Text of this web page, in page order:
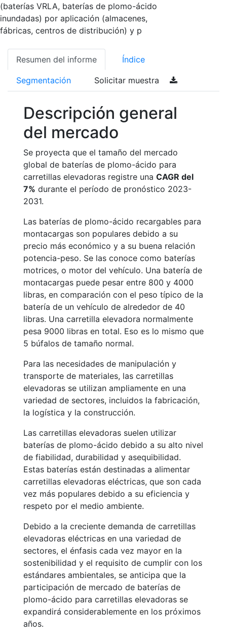
(baterías VRLA, baterías de plomo-ácido
inundadas) por aplicación (almacenes,
fábricas, centros de distribución) y p
Resumen del informe Índice
Segmentación Solicitar muestra
Descripción general
del mercado
Se proyecta que el tamaño del mercado
global de baterías de plomo-ácido para
carretillas elevadoras registre una CAGR del
7% durante el período de pronóstico 2023-
2031.
Las baterías de plomo-ácido recargables para
montacargas son populares debido a su
precio más económico y a su buena relación
potencia-peso. Se las conoce como baterías
motrices, o motor del vehículo. Una batería de
montacargas puede pesar entre 800 y 4000
libras, en comparación con el peso típico de la
batería de un vehículo de alrededor de 40
libras. Una carretilla elevadora normalmente
pesa 9000 libras en total. Eso es lo mismo que
5 búfalos de tamaño normal.
Para las necesidades de manipulación y
transporte de materiales, las carretillas
elevadoras se utilizan ampliamente en una
variedad de sectores, incluidos la fabricación,
la logística y la construcción.
Las carretillas elevadoras suelen utilizar
baterías de plomo-ácido debido a su alto nivel
de fiabilidad, durabilidad y asequibilidad.
Estas baterías están destinadas a alimentar
carretillas elevadoras eléctricas, que son cada
vez más populares debido a su eficiencia y
respeto por el medio ambiente.
Debido a la creciente demanda de carretillas
elevadoras eléctricas en una variedad de
sectores, el énfasis cada vez mayor en la
sostenibilidad y el requisito de cumplir con los
estándares ambientales, se anticipa que la
participación de mercado de baterías de
plomo-ácido para carretillas elevadoras se
expandirá considerablemente en los próximos
años.